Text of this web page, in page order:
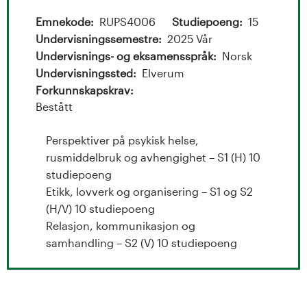
Emnekode RUPS4006 Studiepoeng
15
Undervisningssemestre
2025 Vår
Undervisnings- og eksamensspråk
Norsk
Undervisningssted
Elverum
Forkunnskapskrav
Bestått
Perspektiver på psykisk helse,
rusmiddelbruk og avhengighet – S1 (H) 10
studiepoeng
Etikk, lovverk og organisering – S1 og S2
(H/V) 10 studiepoeng
Relasjon, kommunikasjon og
samhandling – S2 (V) 10 studiepoeng